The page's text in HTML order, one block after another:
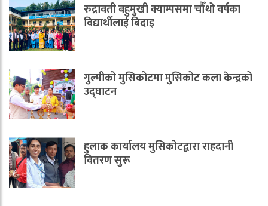
रुद्रावती बहुमुखी क्याम्पसमा चौँथो वर्षका
विद्यार्थीलाई बिदाइ
गुल्मीको मुसिकोटमा मुसिकोट कला केन्द्रको
उद्घाटन
हुलाक कार्यालय मुसिकोटद्वारा राहदानी
वितरण सुरू